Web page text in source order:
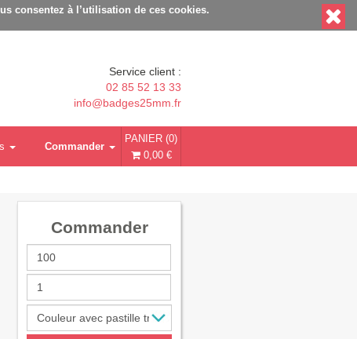
- Délais rapides - Sans minimum de commande
consentez à l’utilisation de ces cookies.
Service client :
02 85 52 13 33
info@badges25mm.fr
PANIER (0)
0,00 €
Commander
Commander